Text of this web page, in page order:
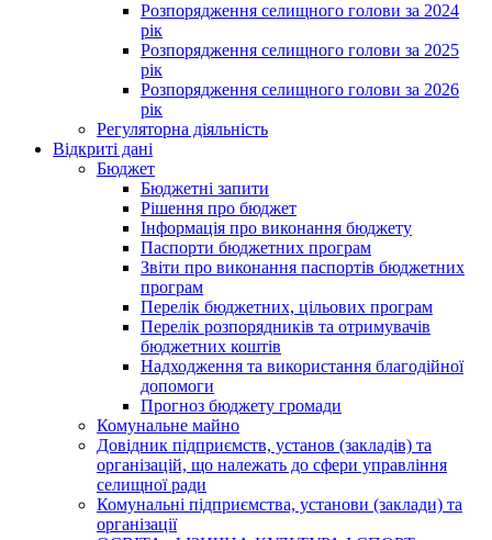
Розпорядження селищного голови за 2024
рік
Розпорядження селищного голови за 2025
рік
Розпорядження селищного голови за 2026
рік
Регуляторна діяльність
Відкриті дані
Бюджет
Бюджетні запити
Рішення про бюджет
Інформація про виконання бюджету
Паспорти бюджетних програм
Звіти про виконання паспортів бюджетних
програм
Перелік бюджетних, цільових програм
Перелік розпорядників та отримувачів
бюджетних коштів
Надходження та використання благодійної
допомоги
Прогноз бюджету громади
Комунальне майно
Довідник підприємств, установ (закладів) та
організацій, що належать до сфери управління
селищної ради
Комунальні підприємства, установи (заклади) та
організації